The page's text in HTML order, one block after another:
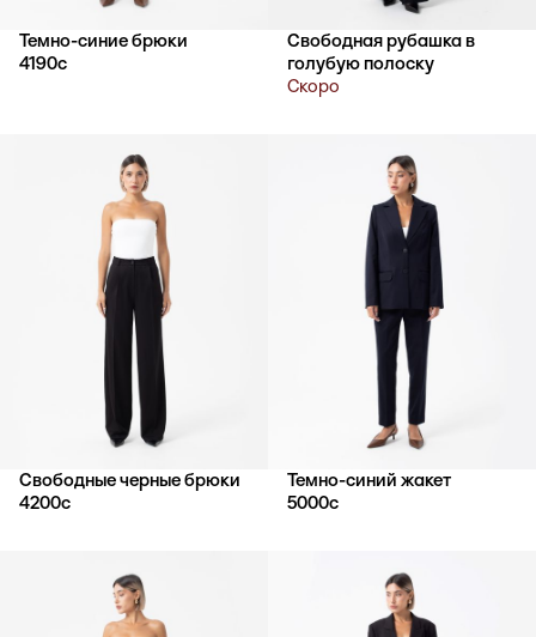
Темно-синие брюки
4190с
Свободная рубашка в
голубую полоску
Скоро
Свободные черные брюки
4200с
Темно-синий жакет
5000с